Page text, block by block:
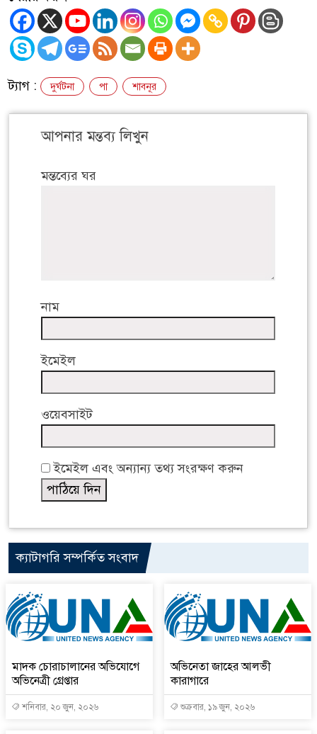
ট্যাগ : দুর্ঘটনা পা শাবনূর
আপনার মন্তব্য লিখুন
মন্তব্যের ঘর
নাম
ইমেইল
ওয়েবসাইট
ইমেইল এবং অন্যান্য তথ্য সংরক্ষণ করুন
ক্যাটাগরি সম্পর্কিত সংবাদ
মাদক চোরাচালানের অভিযোগে
অভিনেত্রী গ্রেপ্তার
শনিবার, ২০ জুন, ২০২৬
অভিনেতা জাহের আলভী
কারাগারে
শুক্রবার, ১৯ জুন, ২০২৬